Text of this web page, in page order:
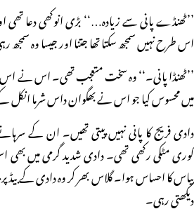
’’ٹھنڈے پانی سے زیادہ…‘‘ بڑی انوکھی دعا تھی
اس طرح نہیں سمجھ سکتا تھا جتنا اور جیسا وہ
’’ٹھنڈا پانی۔‘‘ وہ سخت متعجب تھی۔ اس نے
میں محسوس کیا جو اس نے بھگوان داس شرما انکل
دادی فریج کا پانی نہیں پیتی تھیں۔ ان کے
کوری مٹکی رکھی تھی۔ دادی شدید گرمی میں بھی اس
پیاس کا احساس ہوا۔ گلاس بھر کر وہ دادی کے بیڈ پر
دیکھتی رہی۔